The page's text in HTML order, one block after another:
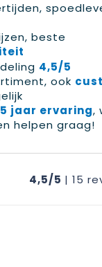
beste
4,5/5
ook
jaar ervaring,
helpen graag!
4,5/5 | 15